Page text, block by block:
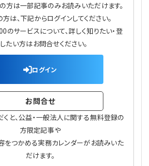
特報
ンリーダーのnote
室
運営実務の処方箋
会計検定試験一問一答
のための「新公益信託」活用戦略
ぶ立入検査で想定される指摘事項
モン200インタビュー
モン200 誌上相談室
務のポイント
よりPLUS
紐解く逆引きガイドライン
き合う経営学
ー
方は一部記事のみお読みいただけます。
は、下記からログインしてください。
のサービスについて、詳しく知りたい・登
たい方はお問合せください。
ログイン
お問合せ
と、公益・一般法人に関する無料登録の
方限定記事や
をつかめる実務カレンダーがお読みいた
だけます。